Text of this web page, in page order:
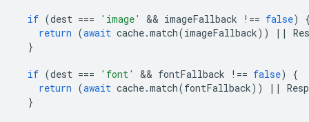
if (dest === 'image' && imageFallback !== false)
return (await cache.match(imageFallback)) ||
}
if (dest === 'font' && fontFallback !== false)
{
return (await cache.match(fontFallback)) ||
}